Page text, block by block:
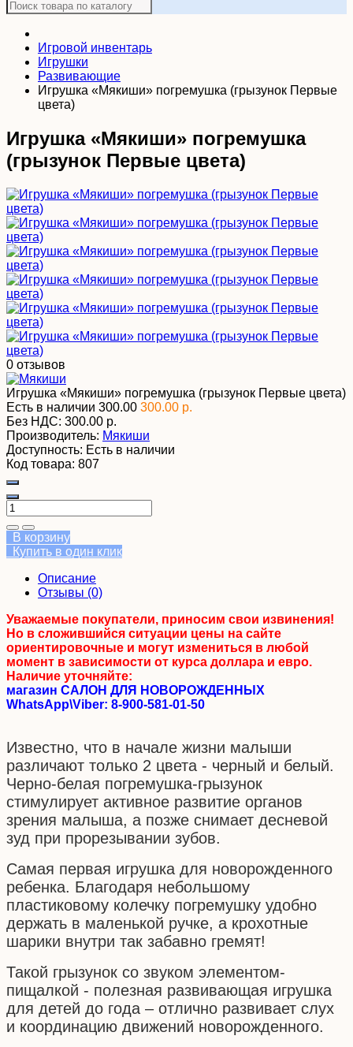
Игровой инвентарь
Игрушки
Развивающие
Игрушка «Мякиши» погремушка (грызунок Первые
цвета)
Игрушка «Мякиши» погремушка
(грызунок Первые цвета)
0 отзывов
Игрушка «Мякиши» погремушка (грызунок Первые цвета)
Есть в наличии 300.00 300.00 р.
Без НДС: 300.00 р.
Производитель: Мякиши
Доступность: Есть в наличии
Код товара: 807
В корзину
Купить в один клик
Описание
Отзывы (0)
Уважаемые покупатели, приносим свои извинения!
Но в сложившийся ситуации цены на сайте
ориентировочные и могут измениться в любой
момент в зависимости от курса доллара и евро.
Наличие уточняйте:
магазин САЛОН ДЛЯ НОВОРОЖДЕННЫХ
WhatsApp\Viber: 8-900-581-01-50
Известно, что в начале жизни малыши
различают только 2 цвета - черный и белый.
Черно-белая погремушка-грызунок
стимулирует активное развитие органов
зрения малыша, а позже снимает десневой
зуд при прорезывании зубов.
Самая первая игрушка для новорожденного
ребенка. Благодаря небольшому
пластиковому колечку погремушку удобно
держать в маленькой ручке, а крохотные
шарики внутри так забавно гремят!
Такой грызунок со звуком элементом-
пищалкой - полезная развивающая игрушка
для детей до года – отлично развивает слух
и координацию движений новорожденного.